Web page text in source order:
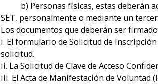
b) Personas físicas, estas deberán
SET, personalmente o mediante un
Los documentos que deberán ser
i. El formulario de Solicitud de
solicitud.
ii. La Solicitud de Clave de Acceso
iii. El Acta de Manifestación de Voluntad